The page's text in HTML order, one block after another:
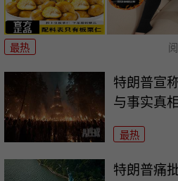
最热
特朗普宣
与事实真相
最热
特朗普痛